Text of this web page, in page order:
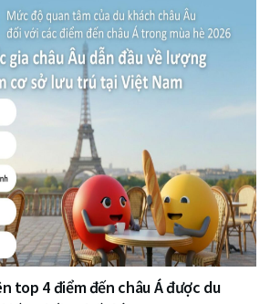
top 4 điểm đến châu Á được du